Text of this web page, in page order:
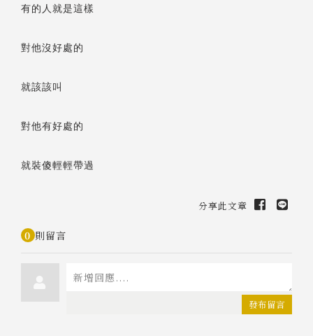
有的人就是這樣
對他沒好處的
就該該叫
對他有好處的
就裝傻輕輕帶過
分享此文章
0 則留言
發布留言